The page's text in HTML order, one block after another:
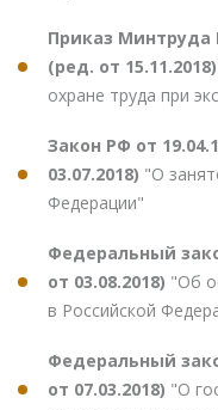
Приказ Минтруда
(ред. от 15.11.2018)
охране труда при
Закон РФ от
03.07.2018) "О
Федерации"
Федеральный
от 03.08.2018) "Об
в Российской
Федеральный
от 07.03.2018) "О